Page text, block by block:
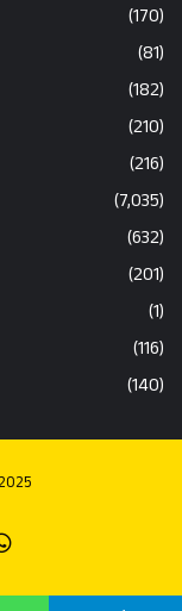
(170)
(81)
(182)
(210)
(216)
(7,035)
(632)
(201)
(1)
(116)
(140)
Whatsapp